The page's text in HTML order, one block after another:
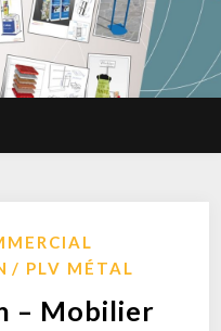
PLV MÉTAL
– Mobilier